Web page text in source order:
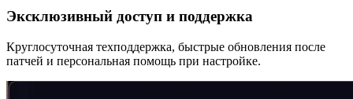
Эксклюзивный доступ и поддержка
Круглосуточная техподдержка, быстрые обновления после
патчей и персональная помощь при настройке.